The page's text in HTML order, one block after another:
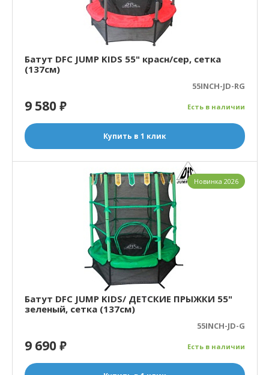
Батут DFC JUMP KIDS 55" красн/сер, сетка
(137см)
55INCH-JD-RG
Есть в наличии
9 580₽
Купить в 1 клик
Батут DFC JUMP KIDS/ ДЕТСКИЕ ПРЫЖКИ 55"
зеленый, сетка (137см)
55INCH-JD-G
Есть в наличии
9 690₽
Новинка 2026